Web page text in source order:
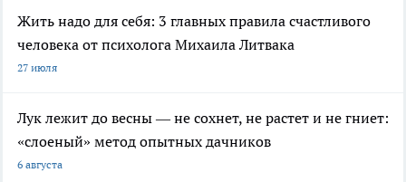
Жить надо для себя: 3 главных правила счастливого
человека от психолога Михаила Литвака
27 июля
Лук лежит до весны — не сохнет, не растет и не гниет:
«слоеный» метод опытных дачников
6 августа